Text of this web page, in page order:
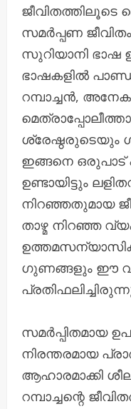
ജീവിതത്തിലൂടെ
സമർപ്പണ
സുറിയാനി ഭാഷ
ഭാഷകളിൽ
റമ്പാച്ചൻ, അനേക
ശ്രേഷ്ഠരുടെയും
ഇങ്ങനെ
ഉണ്ടായിട്ടും
നിറഞ്ഞതുമായ
താഴ്മ നിറഞ്ഞ
ഗുണങ്ങളും ഈ
സമർപ്പിതമായ
നിരന്തരമായ
ആഹാരമാക്കി
റമ്പാച്ചന്റെ